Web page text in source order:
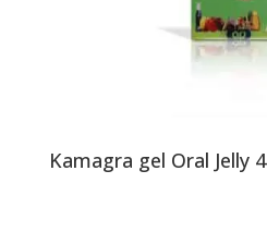
Kamagra gel Oral Jelly 4